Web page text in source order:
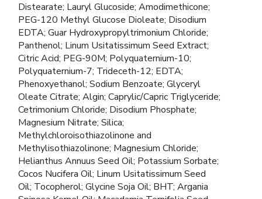
Distearate; Lauryl Glucoside; Amodimethicone;
PEG-120 Methyl Glucose Dioleate; Disodium
EDTA; Guar Hydroxypropyltrimonium Chloride;
Panthenol; Linum Usitatissimum Seed Extract;
Citric Acid; PEG-90M; Polyquaternium-10;
Polyquaternium-7; Trideceth-12; EDTA;
Phenoxyethanol; Sodium Benzoate; Glyceryl
Oleate Citrate; Algin; Caprylic/Capric Triglyceride;
Cetrimonium Chloride; Disodium Phosphate;
Magnesium Nitrate; Silica;
Methylchloroisothiazolinone and
Methylisothiazolinone; Magnesium Chloride;
Helianthus Annuus Seed Oil; Potassium Sorbate;
Cocos Nucifera Oil; Linum Usitatissimum Seed
Oil; Tocopherol; Glycine Soja Oil; BHT; Argania